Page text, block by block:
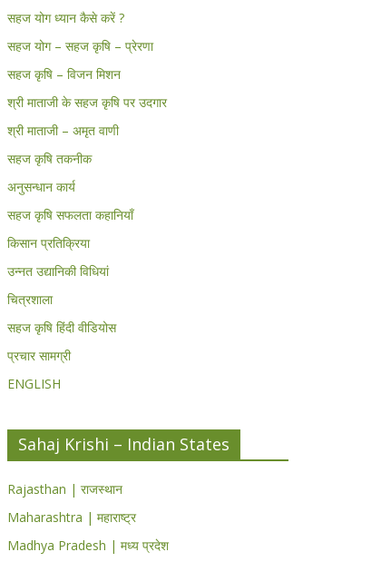
सहज योग ध्यान कैसे करें ?
सहज योग – सहज कृषि – प्रेरणा
सहज कृषि – विजन मिशन
श्री माताजी के सहज कृषि पर उदगार
श्री माताजी – अमृत वाणी
सहज कृषि तकनीक
अनुसन्धान कार्य
सहज कृषि सफलता कहानियाँ
किसान प्रतिक्रिया
उन्नत उद्यानिकी विधियां
चित्रशाला
सहज कृषि हिंदी वीडियोस
प्रचार सामग्री
ENGLISH
Sahaj Krishi – Indian States
Rajasthan | राजस्थान
Maharashtra | महाराष्ट्र
Madhya Pradesh | मध्य प्रदेश